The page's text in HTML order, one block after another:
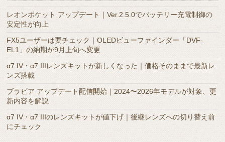
カ
イ
ブ
レオンポケット アップデート｜Ver.2.5.0でバッテリー充電制御の
安定性が向上
FX5ユーザーは要チェック｜OLEDビューファインダー「DVF-
EL1」の納期が9月上旬へ変更
α7 IV・α7 IIIレンズキットが新しくなった｜価格そのままで最新レ
ンズ搭載
ブラビア アップデート配信開始｜2024〜2026年モデルが対象、更
新内容を解説
α7 IV・α7 IIIのレンズキットが値下げ｜後継レンズへの切り替え前
にチェック